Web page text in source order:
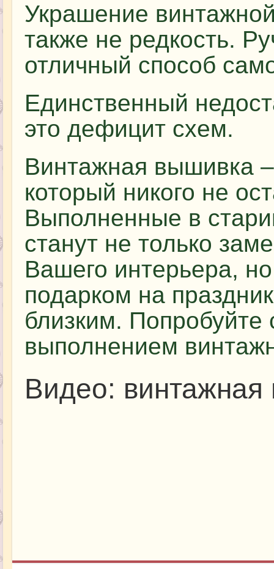
Украшение
также не редкость.
отличный способ
Единственный
это дефицит схем.
Винтажная вышивка
который никого не
Выполненные в
станут не только
Вашего интерьера,
подарком на
близким.
выполнением
Видео: